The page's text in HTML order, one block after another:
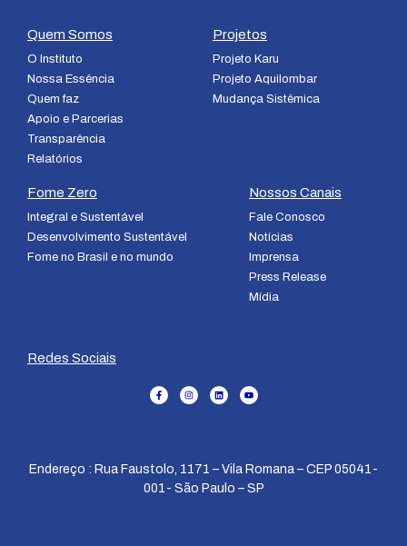
Quem Somos
O Instituto
Nossa Essência
Quem faz
Apoio e Parcerias
Transparência
Relatórios
Projetos
Projeto Karu
Projeto Aquilombar
Mudança Sistêmica
Fome Zero
Integral e Sustentável
Desenvolvimento Sustentável
Fome no Brasil e no mundo
Nossos Canais
Fale Conosco
Notícias
Imprensa
Press Release
Mídia
Redes Sociais
Endereço : Rua Faustolo, 1171 – Vila Romana – CEP 05041-
001- São Paulo – SP